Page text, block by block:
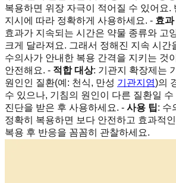
복용하면 위장 자극이 적어질 수 있어요.
지시에 따라 정확하게 사용하세요. - 효
효과가 지속되는 시간은 약물 종류와 고
크게 달라져요. 그래서 정해진 지속 시간
수의사가 안내한 복용 간격을 지키는 것
안전해요. - 적합 대상: 기관지 확장제는
원인인 질환(예: 천식, 만성 기관지염)의
수 있으나, 기침의 원인이 다른 질환일 수
진단을 받은 후 사용하세요. - 사용 팁: 수
정확히 복용하면 보다 안전하고 효과적
복용 후 반응을 꼼꼼히 관찰하세요.